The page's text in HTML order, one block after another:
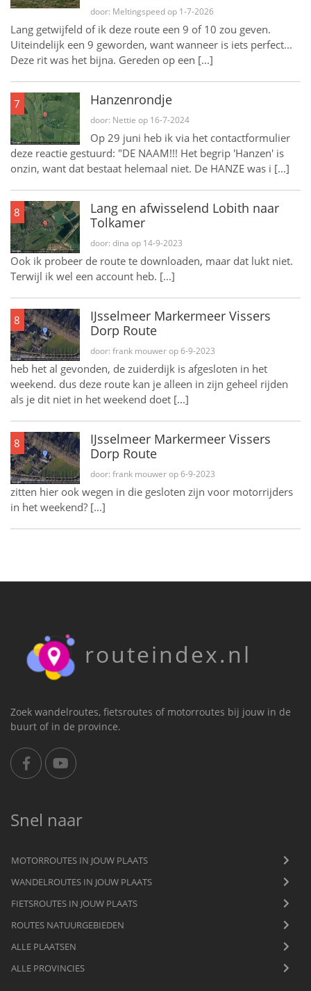
door: Meltingspeed op 1-7-2026
Lang getwijfeld of ik deze route een 9 of 10 zou geven.
Uiteindelijk een 9 geworden, want wanneer is iets perfect...
Deze rit was het bijna. Gereden op een [...]
7 Hanzenrondje
door: Nettie op 16-7-2024
Op 29 juni heb ik via het contactformulier
deze reactie gestuurd: "DE NAAM!!! Het begrip 'Hanzen' is
onzin, want dat bestaat helemaal niet. De HANZE was i [...]
8
Lang en afwisselend Lobith naar
Tolkamer
door: dina op 14-9-2023
Ook ik probeer de route te downloaden, maar dat lukt niet.
Terwijl ik wel een account heb. [...]
8
IJsselmeer Markermeer Vissers
Dorp Route
door: frank mouwer op 6-9-2023
heb het al gevonden, de zuiderdijk is afgesloten in het
weekend. dus deze route kan je alleen in zijn geheel rijden
als je dit niet in het weekend doet [...]
8
IJsselmeer Markermeer Vissers
Dorp Route
door: frank mouwer op 6-9-2023
zitten hier ook wegen in die gesloten zijn voor motorrijders
in het weekend? [...]
routeindex.nl
Zoek wandelroutes, fietsroutes of motorroutes bij jouw in de
buurt of in de province.
Snel naar
MOTORROUTES IN JOUW PLAATS
WANDELROUTES IN JOUW PLAATS
FIETSROUTES IN JOUW PLAATS
ROUTES NATUURGEBIEDEN
ALLE PLAATSEN
ALLE PROVINCIES